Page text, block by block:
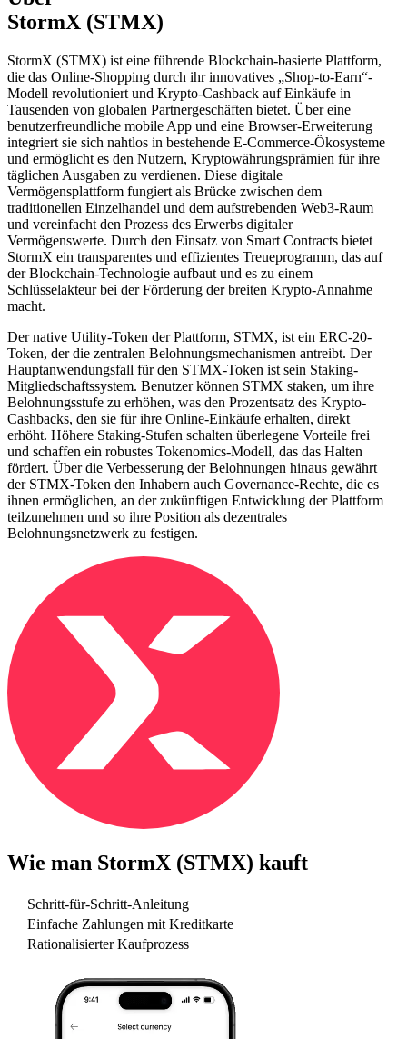
StormX (STMX)
StormX (STMX) ist eine führende Blockchain-basierte Plattform,
die das Online-Shopping durch ihr innovatives „Shop-to-Earn“-
Modell revolutioniert und Krypto-Cashback auf Einkäufe in
Tausenden von globalen Partnergeschäften bietet. Über eine
benutzerfreundliche mobile App und eine Browser-Erweiterung
integriert sie sich nahtlos in bestehende E-Commerce-Ökosysteme
und ermöglicht es den Nutzern, Kryptowährungsprämien für ihre
täglichen Ausgaben zu verdienen. Diese digitale
Vermögensplattform fungiert als Brücke zwischen dem
traditionellen Einzelhandel und dem aufstrebenden Web3-Raum
und vereinfacht den Prozess des Erwerbs digitaler
Vermögenswerte. Durch den Einsatz von Smart Contracts bietet
StormX ein transparentes und effizientes Treueprogramm, das auf
der Blockchain-Technologie aufbaut und es zu einem
Schlüsselakteur bei der Förderung der breiten Krypto-Annahme
macht.
Der native Utility-Token der Plattform, STMX, ist ein ERC-20-
Token, der die zentralen Belohnungsmechanismen antreibt. Der
Hauptanwendungsfall für den STMX-Token ist sein Staking-
Mitgliedschaftssystem. Benutzer können STMX staken, um ihre
Belohnungsstufe zu erhöhen, was den Prozentsatz des Krypto-
Cashbacks, den sie für ihre Online-Einkäufe erhalten, direkt
erhöht. Höhere Staking-Stufen schalten überlegene Vorteile frei
und schaffen ein robustes Tokenomics-Modell, das das Halten
fördert. Über die Verbesserung der Belohnungen hinaus gewährt
der STMX-Token den Inhabern auch Governance-Rechte, die es
ihnen ermöglichen, an der zukünftigen Entwicklung der Plattform
teilzunehmen und so ihre Position als dezentrales
Belohnungsnetzwerk zu festigen.
Wie man StormX (STMX) kauft
Schritt-für-Schritt-Anleitung
Einfache Zahlungen mit Kreditkarte
Rationalisierter Kaufprozess